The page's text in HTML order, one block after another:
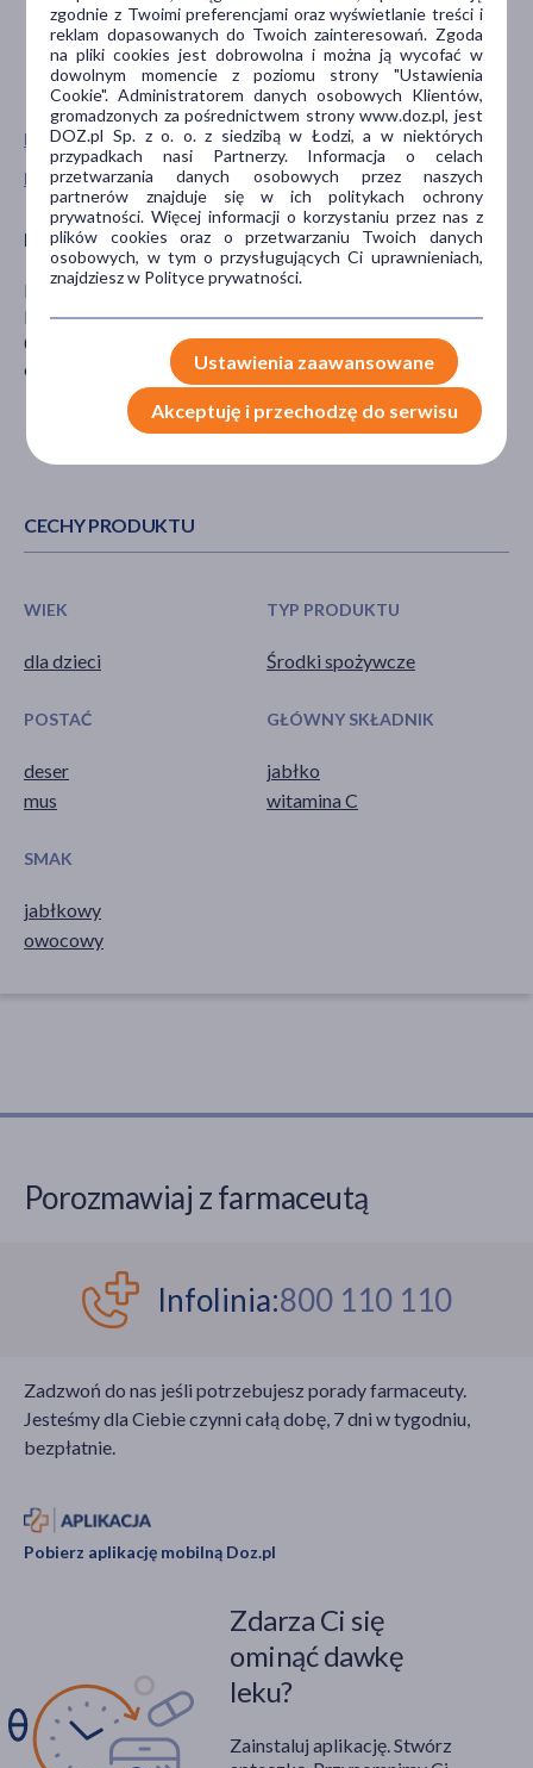
Pokaż wszystkie produkty GERBER
Pokaż wszystkie produkty linii Natural marki Gerber
Producent
Nestle Polska S.A.
Domaniewska 32
02-672 Warszawa
cs@pl.nestle.com
CECHY PRODUKTU
WIEK
dla dzieci
TYP PRODUKTU
Środki spożywcze
POSTAĆ
deser
mus
GŁÓWNY SKŁADNIK
jabłko
witamina C
SMAK
jabłkowy
owocowy
Porozmawiaj z farmaceutą
Infolinia:800 110 110
Zadzwoń do nas jeśli potrzebujesz porady farmaceuty.
Jesteśmy dla Ciebie czynni całą dobę, 7 dni w tygodniu,
bezpłatnie.
Pobierz aplikację mobilną Doz.pl
Zdarza Ci się
ominąć dawkę
leku?
Zainstaluj aplikację. Stwórz
zgodnie z Twoimi preferencjami oraz wyświetlanie treści i
reklam dopasowanych do Twoich zainteresowań. Zgoda
na pliki cookies jest dobrowolna i można ją wycofać w
dowolnym momencie z poziomu strony "Ustawienia
Cookie". Administratorem danych osobowych Klientów,
gromadzonych za pośrednictwem strony www.doz.pl, jest
DOZ.pl Sp. z o. o. z siedzibą w Łodzi, a w niektórych
przypadkach nasi Partnerzy. Informacja o celach
przetwarzania danych osobowych przez naszych
partnerów znajduje się w ich politykach ochrony
prywatności. Więcej informacji o korzystaniu przez nas z
plików cookies oraz o przetwarzaniu Twoich danych
osobowych, w tym o przysługujących Ci uprawnieniach,
znajdziesz w Polityce prywatności.
Ustawienia zaawansowane
Akceptuję i przechodzę do serwisu